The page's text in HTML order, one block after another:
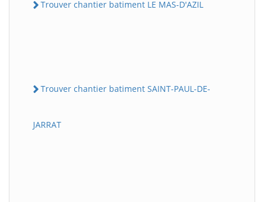
Trouver chantier batiment LE MAS-D'AZIL
Trouver chantier batiment SAINT-PAUL-DE-
JARRAT